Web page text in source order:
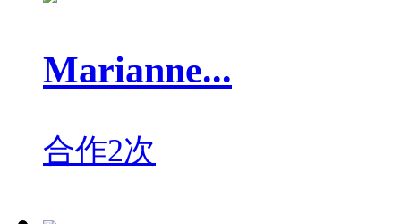
Marianne...
合作2次